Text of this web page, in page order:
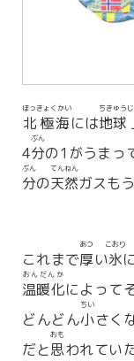
北極海
ほっきょくかい
には地球
ちきゅう
4分
ぶん
の1がうまっ
分
ぶん
の天然
てんねん
ガスも
これまで厚
あつ
い氷
こおり
温暖化
おんだんか
によって
どんどん小
ちい
さく
だと思
おも
われてい